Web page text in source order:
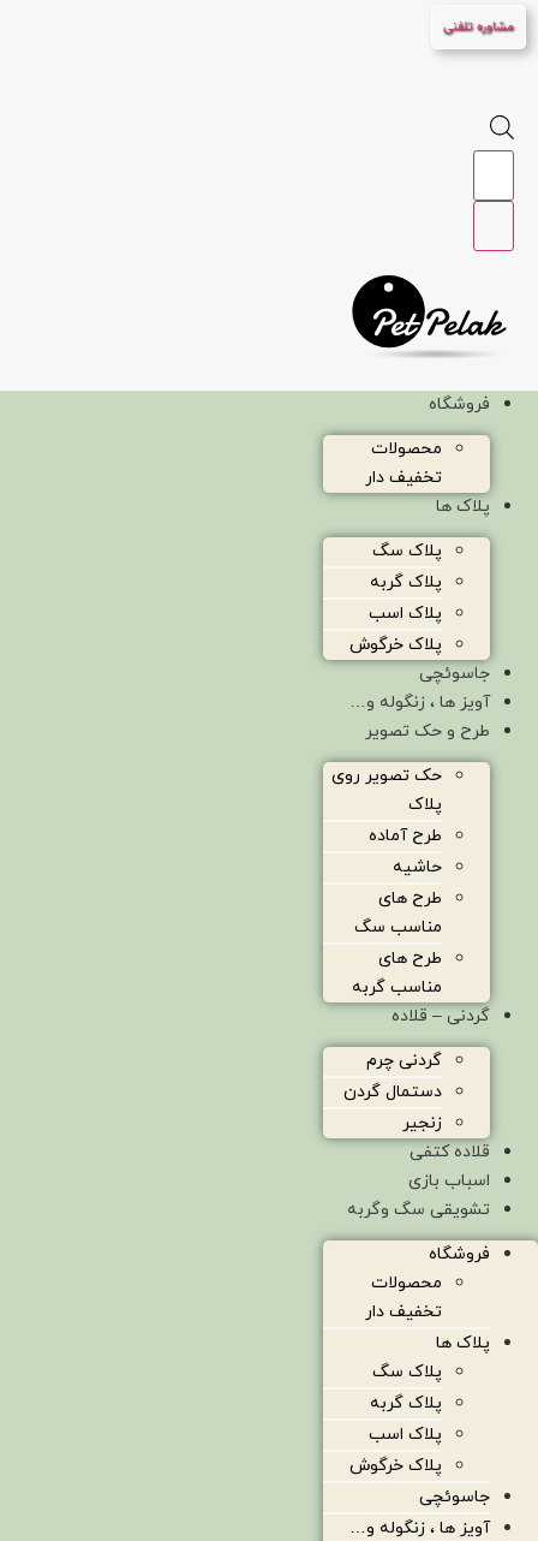
پرش
به
مشاوره تلفنی
Products
فروشگاه
محصولات
تخفیف دار
پلاک ها
پلاک سگ
پلاک گربه
پلاک اسب
پلاک خرگوش
جاسوئچی
آویز ها ، زنگوله و…
طرح و حک تصویر
حک تصویر روی
پلاک
طرح آماده
حاشیه
طرح های
مناسب سگ
طرح های
مناسب گربه
گردنی – قلاده
گردنی چرم
دستمال گردن
زنجیر
قلاده کتفی
اسباب بازی
تشویقی سگ وگربه
فروشگاه
محصولات
تخفیف دار
پلاک ها
پلاک سگ
پلاک گربه
پلاک اسب
پلاک خرگوش
جاسوئچی
آویز ها ، زنگوله و…